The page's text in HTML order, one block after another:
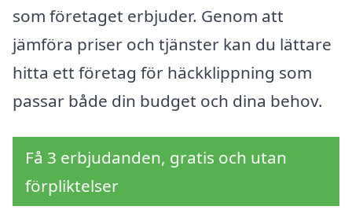
som företaget erbjuder. Genom att
jämföra priser och tjänster kan du lättare
hitta ett företag för häckklippning som
passar både din budget och dina behov.
Få 3 erbjudanden, gratis och utan
förpliktelser